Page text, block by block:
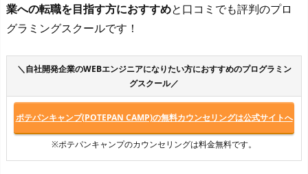
業への転職を目指す方におすすめと口コミでも評判のプロ
グラミングスクールです！
＼自社開発企業のWEBエンジニアになりたい方におすすめのプログラミン
グスクール／
ポテパンキャンプ(POTEPAN CAMP)の無料カウンセリングは公式サイトへ
※ポテパンキャンプのカウンセリングは料金無料です。